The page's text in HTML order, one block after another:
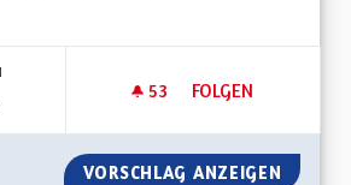
53 53 FOLLOWER
FOLGEN
L'ALSACE NOTRE
VORSCHLAG ANZEIGEN